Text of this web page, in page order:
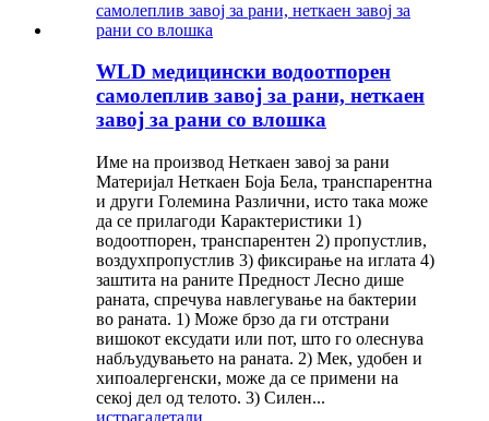
WLD медицински водоотпорен
самолеплив завој за рани, неткаен
завој за рани со влошка
Име на производ Неткаен завој за рани
Материјал Неткаен Боја Бела, транспарентна
и други Големина Различни, исто така може
да се прилагоди Карактеристики 1)
водоотпорен, транспарентен 2) пропустлив,
воздухпропустлив 3) фиксирање на иглата 4)
заштита на раните Предност Лесно дише
раната, спречува навлегување на бактерии
во раната. 1) Може брзо да ги отстрани
вишокот ексудати или пот, што го олеснува
набљудувањето на раната. 2) Мек, удобен и
хипоалергенски, може да се примени на
секој дел од телото. 3) Силен...
истрагадетали